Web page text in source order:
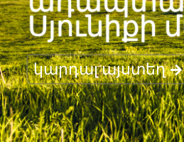
Կրեատիվ
կարդալ այստեղ